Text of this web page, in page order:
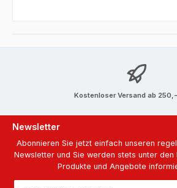
Kostenloser Versand ab
Newsletter
Abonnieren Sie jetzt einfach unseren
Newsletter und Sie werden stets unter den
Produkte und Angebote